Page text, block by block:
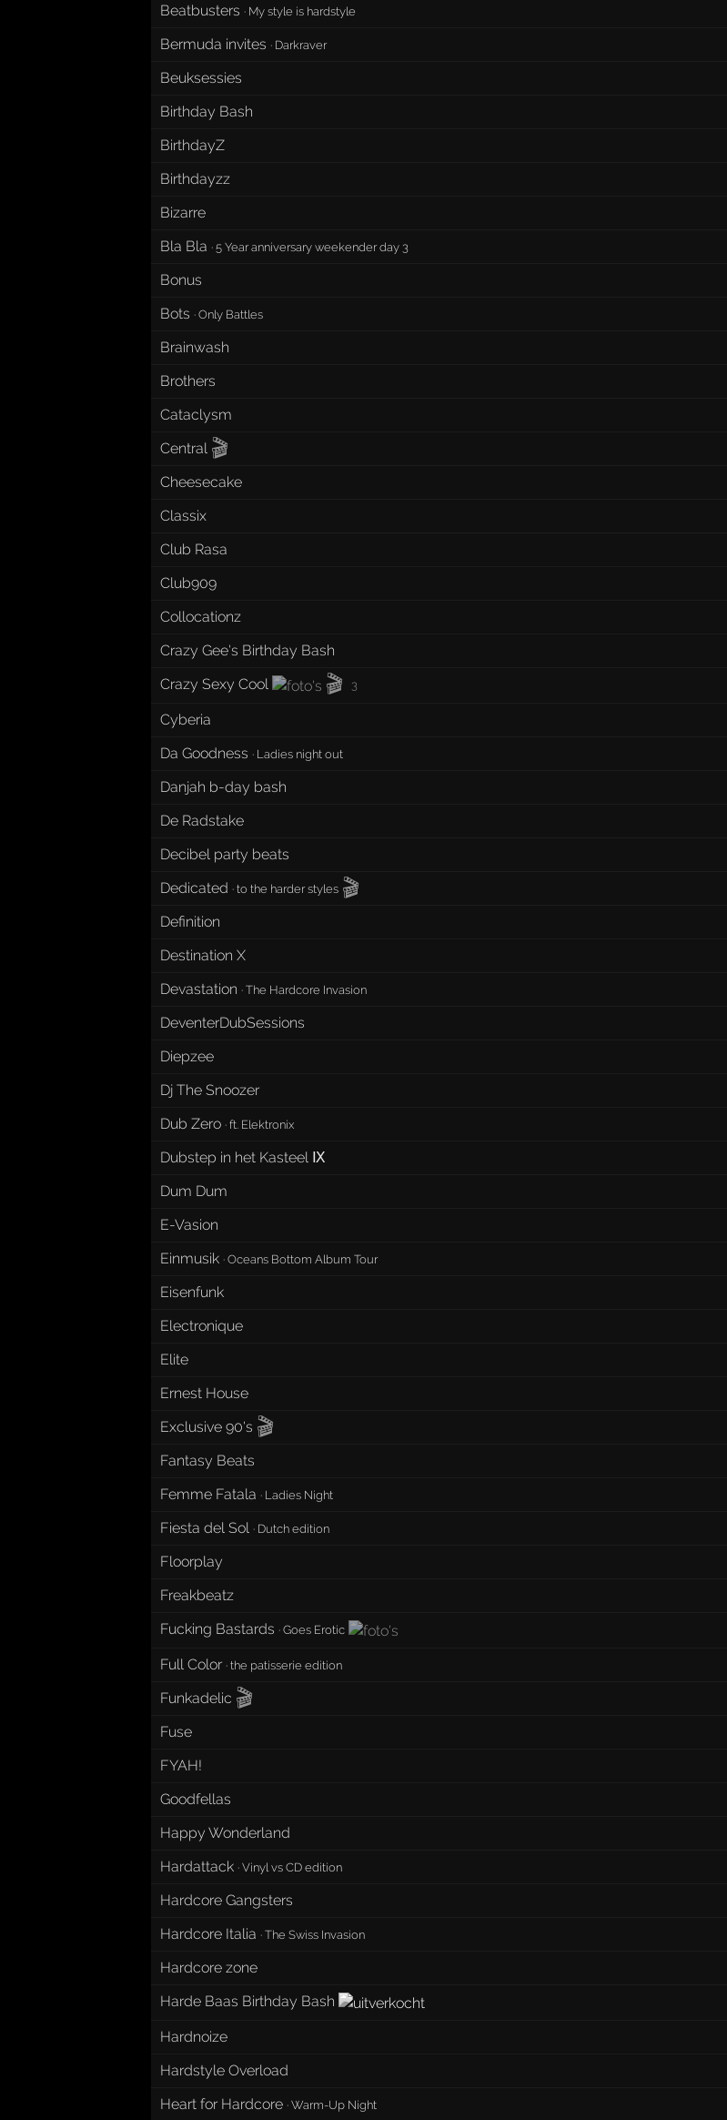
Beatbusters · My style is hardstyle
Bermuda invites · Darkraver
Beuksessies
Birthday Bash
BirthdayZ
Birthdayzz
Bizarre
Bla Bla ·5 Year anniversary weekender day 3
Bonus
Bots ·Only Battles
Brainwash
Brothers
Cataclysm
Central 🎬
Cheesecake
Classix
Club Rasa
Club909
Collocationz
Crazy Gee's Birthday Bash
Crazy Sexy Cool
🎬 3
Cyberia
Da Goodness · Ladies night out
Danjah b-day bash
De Radstake
Decibel party beats
Dedicated ·to the harder styles 🎬
Definition
Destination X
Devastation ·The Hardcore Invasion
DeventerDubSessions
Diepzee
Dj The Snoozer
Dub Zero ·ft. Elektronix
Dubstep in het Kasteel Ⅸ
Dum Dum
E-Vasion
Einmusik ·Oceans Bottom Album Tour
Eisenfunk
Electronique
Elite
Ernest House
Exclusive 90's 🎬
Fantasy Beats
Femme Fatala · Ladies Night
Fiesta del Sol · Dutch edition
Floorplay
Freakbeatz
Fucking Bastards ·Goes Erotic
Full Color ·the patisserie edition
Funkadelic 🎬
Fuse
FYAH!
Goodfellas
Happy Wonderland
Hardattack ·Vinyl vs CD edition
Hardcore Gangsters
Hardcore Italia ·The Swiss Invasion
Hardcore zone
Harde Baas Birthday Bash
Hardnoize
Hardstyle Overload
Heart for Hardcore ·Warm-Up Night